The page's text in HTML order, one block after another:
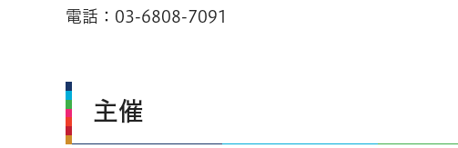
電話：03-6808-7091
主催